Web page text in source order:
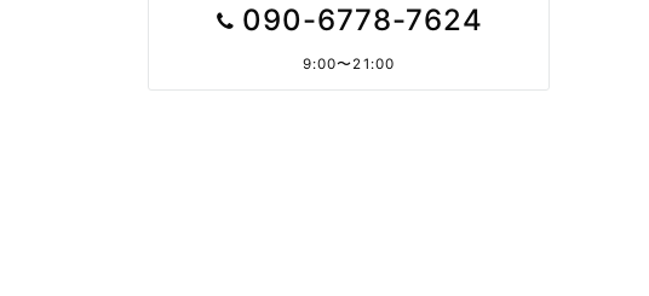
090-6778-7624
9:00〜21:00